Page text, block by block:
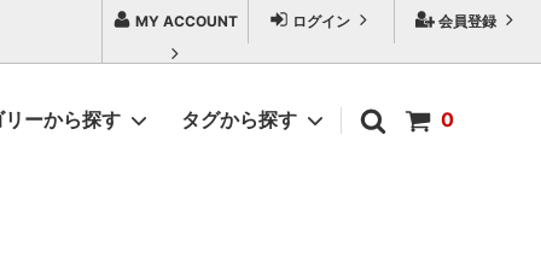
会員登録
ログイン
MY ACCOUNT
0
リーから探す タグから探す